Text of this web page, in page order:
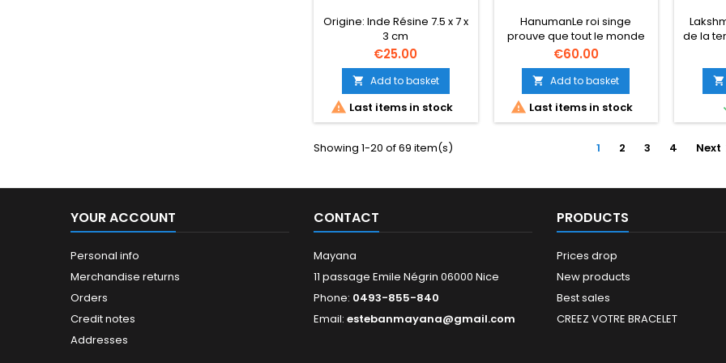
Origine: Inde Résine 7.5 x 7 x
3 cm
Price
€25.00
 Add to basket
 Last items in stock
HanumanLe roi singe
prouve que tout le monde
peut expérimenter une
puissance supérieure
grâce à la dévotion. Il
grandit régulièrement au-
delà de lui-même et grâce
à son service désintéressé,
déplace les
Price
€60.00
 Add to basket
 Last items in stock
de la
Elle

Showing 1-20 of 69 item(s) 1 2 3 4 Next
YOUR ACCOUNT
Personal info
Merchandise returns
Orders
Credit notes
Addresses
CONTACT
Mayana
11 passage Emile Négrin 06000 Nice
Phone: 0493-855-840
Email: estebanmayana@gmail.com
PRODUCTS
Prices drop
New products
Best sales
CREEZ VOTRE BRACELET